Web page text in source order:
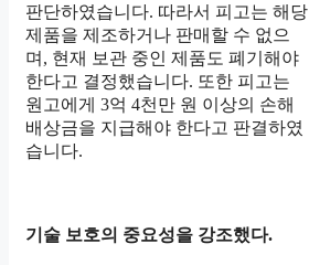
판단하였습니다. 따라서 피고는 해당
제품을 제조하거나 판매할 수 없으
며, 현재 보관 중인 제품도 폐기해야
한다고 결정했습니다. 또한 피고는
원고에게 3억 4천만 원 이상의 손해
배상금을 지급해야 한다고 판결하였
습니다.
기술 보호의 중요성을 강조했다.